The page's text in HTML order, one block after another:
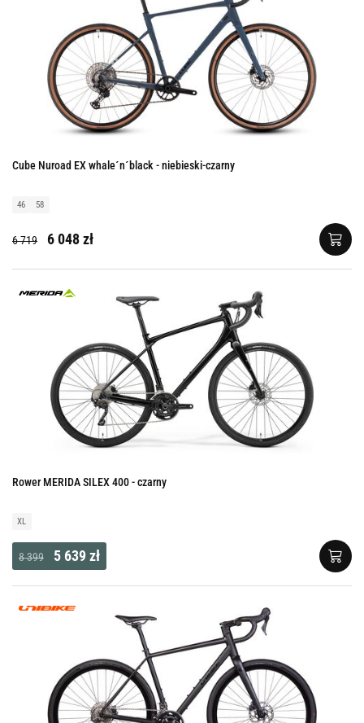
Cube Nuroad EX whale´n´black - niebieski-czarny
46 58
6 719 6 048 zł
Rower MERIDA SILEX 400 - czarny
XL
8 399 5 639 zł